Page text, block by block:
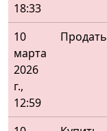
18:33
10
марта
2026
г.,
12:59
Продать